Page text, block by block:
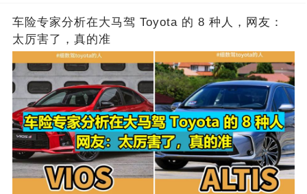
车险专家分析在大马驾 Toyota 的 8 种人，网友：
太厉害了，真的准